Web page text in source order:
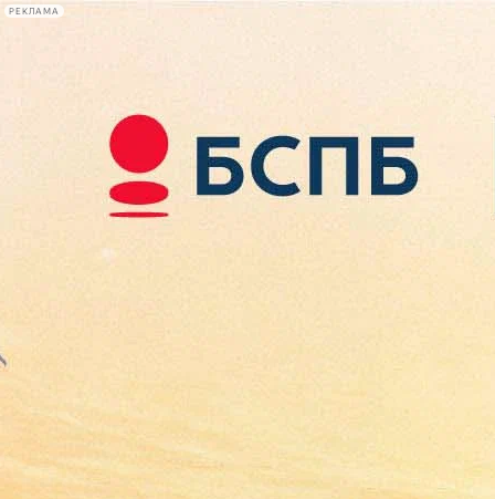
РЕКЛАМА
Сегодня:
2026.08.09
02:08
Афиша Plus